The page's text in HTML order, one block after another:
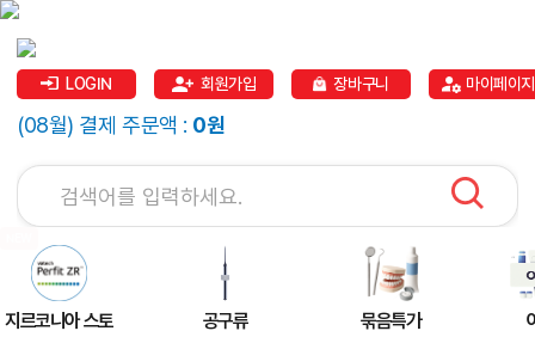
LOGIN 회원가입 장바구니 마이페이지
(08월) 결제 주문액 : 0원
지르코니아 스토
공구류 묶음특가